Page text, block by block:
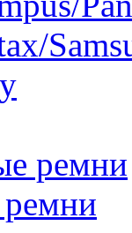
ремни